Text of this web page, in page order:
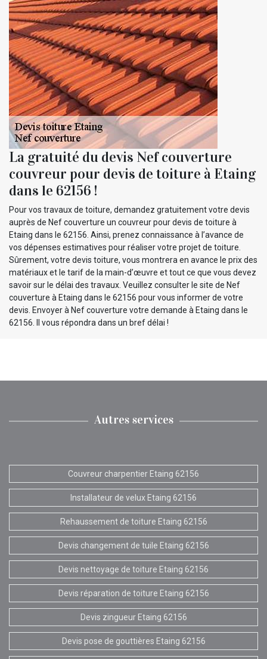
La gratuité du devis Nef couverture
couvreur pour devis de toiture à Etaing
dans le 62156 !
Pour vos travaux de toiture, demandez gratuitement votre devis
auprès de Nef couverture un couvreur pour devis de toiture à
Etaing dans le 62156. Ainsi, prenez connaissance à l’avance de
vos dépenses estimatives pour réaliser votre projet de toiture.
Sûrement, votre devis toiture, vous montrera en avance le prix des
matériaux et le tarif de la main-d’œuvre et tout ce que vous devez
savoir sur le délai des travaux. Veuillez consulter le site de Nef
couverture à Etaing dans le 62156 pour vous informer de votre
devis. Envoyer à Nef couverture votre demande à Etaing dans le
62156. Il vous répondra dans un bref délai !
Autres services
Couvreur charpentier Etaing 62156
Installateur de velux Etaing 62156
Rehaussement de toiture Etaing 62156
Devis changement de tuile Etaing 62156
Devis nettoyage de toiture Etaing 62156
Devis réparation de toiture Etaing 62156
Devis zingueur Etaing 62156
Devis pose de gouttières Etaing 62156